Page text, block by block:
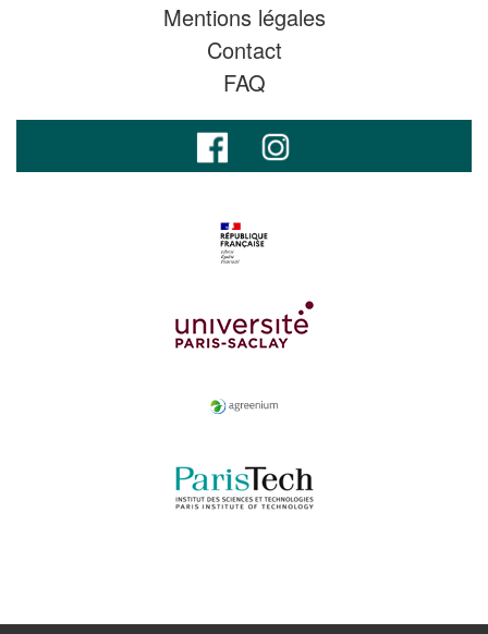
Mentions légales
Contact
FAQ